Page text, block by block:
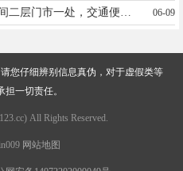
06-09
您仔细辨别信息真伪，对于虚假类等
一切责任。
All Rights Reserved.
网站地图